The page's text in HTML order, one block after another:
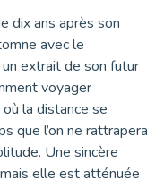
dix ans après son
avec le
extrait de son futur
voyager
la distance se
que l’on ne rattrapera
Une sincère
elle est atténuée